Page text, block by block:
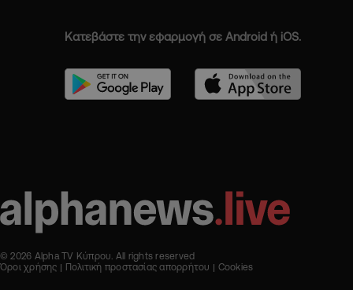
Κατεβάστε την εφαρμογή σε Android ή iOS.
© 2026 Alpha TV Κύπρου. All rights reserved
Όροι χρήσης
Πολιτική προστασίας απορρήτου Cookies